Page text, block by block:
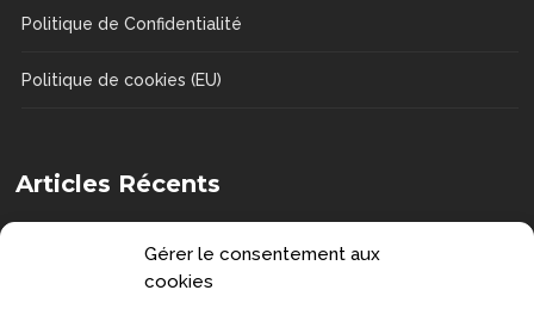
Gérer le consentement aux
cookies
Politique de Confidentialité
Politique de cookies (EU)
Articles Récents